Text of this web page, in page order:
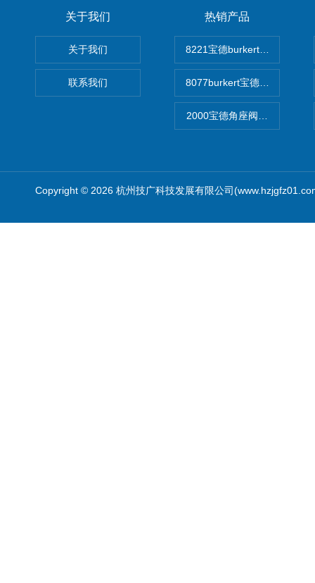
关于我们
关于我们
联系我们
热销产品
8221宝德burkert电导率探头
8077burkert宝德椭圆齿轮脉
2000宝德角座阀德国宝帝
Copyright © 2026 杭州技广科技发展有限公司